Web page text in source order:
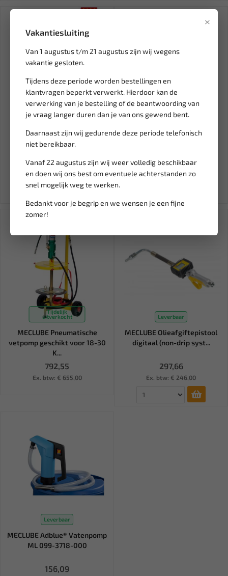
×
Vakantiesluiting
Van 1 augustus t/m 21 augustus zijn wij wegens
vakantie gesloten.
Tijdens deze periode worden bestellingen en
klantvragen beperkt verwerkt. Hierdoor kan de
verwerking van je bestelling of de beantwoording van
je vraag langer duren dan je van ons gewend bent.
Daarnaast zijn wij gedurende deze periode telefonisch
niet bereikbaar.
Vanaf 22 augustus zijn wij weer volledig beschikbaar
en doen wij ons best om eventuele achterstanden zo
snel mogelijk weg te werken.
Bedankt voor je begrip en we wensen je een fijne
zomer!
Leverbaar
MECLUBE mobiele
pneumatische olie-unit
vulsysteem...
1.208,79
Ex. btw: € 999,00
Leverbaar
24l wheeled stainless steel
sprayer ML 050-1510-00...
543,29
Ex. btw: € 449,00
Tijdelijk
uitverkocht
MECLUBE Pneumatische
vetpomp geschikt voor 18-30
K...
792,55
Ex. btw: € 655,00
Leverbaar
MECLUBE Olieafgiftepistool
digitaal (non-drip syst...
297,66
Ex. btw: € 246,00
Leverbaar
MECLUBE Adblue® Vatenpomp
ML 099-3718-000
156,09